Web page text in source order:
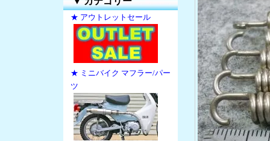
★ アウトレットセール
★ ミニバイク マフラー/パー
ツ